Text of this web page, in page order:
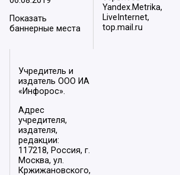
Показать
баннерные места
Yandex.Metrika,
LiveInternet,
top.mail.ru
Учредитель и
издатель ООО ИА
«Инфорос».
Адрес
учредителя,
издателя,
редакции:
117218, Россия, г.
Москва, ул.
Кржижановского,